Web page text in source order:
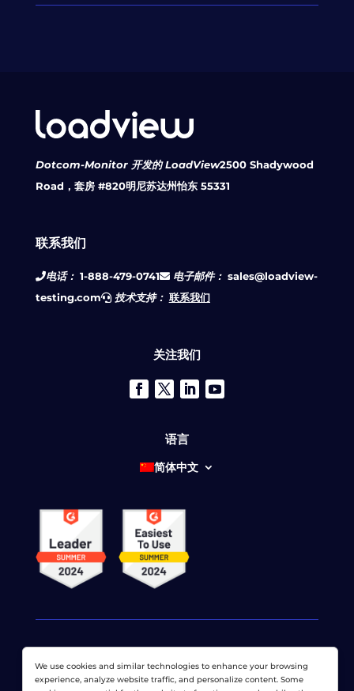
Dotcom-Monitor 开发的 LoadView2500 Shadywood
Road，套房 #820明尼苏达州怡东 55331
联系我们
电话： 1-888-479-0741 电子邮件： sales@loadview-
testing.com
技术支持： 联系我们
关注我们
语言
简体中文
© 2026 网络显示器公司 版权所有。 LoadView 是 Dotcom-
Monitor公司
We use cookies and similar technologies to enhance your browsing
experience, analyze website traffic, and personalize content. Some